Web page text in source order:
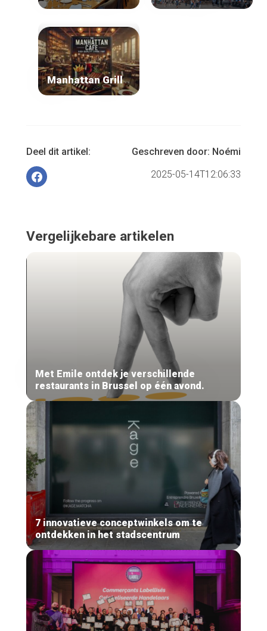
Manhattan Grill
Deel dit artikel: Geschreven door: Noémi
2025-05-14T12:06:33
Vergelijkebare artikelen
Met Emile ontdek je verschillende
restaurants in Brussel op één avond.
7 innovatieve conceptwinkels om te
ontdekken in het stadscentrum